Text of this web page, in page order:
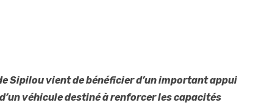
Sipilou vient de bénéficier d’un important appui
véhicule destiné à renforcer les capacités